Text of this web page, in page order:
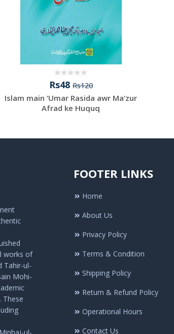
Rs48Rs120
Islam main ‘Umar Rasida awr Ma‘zur
Afrad ke Huquq
works of
Tahir-ul-
Mohi-
These
FOOTER LINKS
Home
About Us
Privacy Policy
Terms & Condition
Shipping Policy
Return & Refund Policy
Operational Hours
Contact Us